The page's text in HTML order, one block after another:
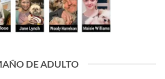
DE ADULTO